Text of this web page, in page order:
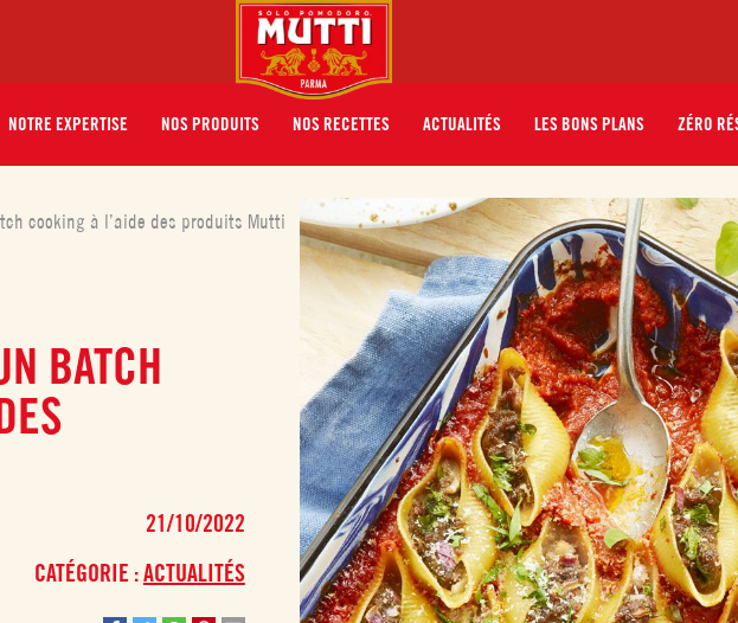
NOTRE EXPERTISE NOS PRODUITS NOS RECETTES ACTUALITÉS LES BONS PLANS ZÉRO
cooking à l’aide des produits Mutti
BATCH
21/10/2022
CATÉGORIE :ACTUALITÉS